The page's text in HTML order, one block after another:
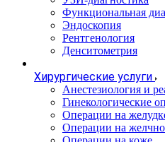
Функциональная
Эндоскопия
Рентгенология
Денситометрия
Хирургические услуги
Анестезиология и
Гинекологические
Операции на
Операции на